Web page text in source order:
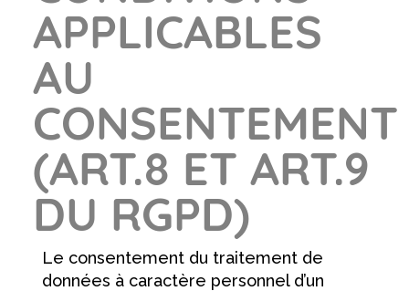
APPLICABLES
AU
CONSENTEMENT
(ART.8 ET ART.9
DU RGPD)
Le consentement du traitement de
données à caractère personnel d’un